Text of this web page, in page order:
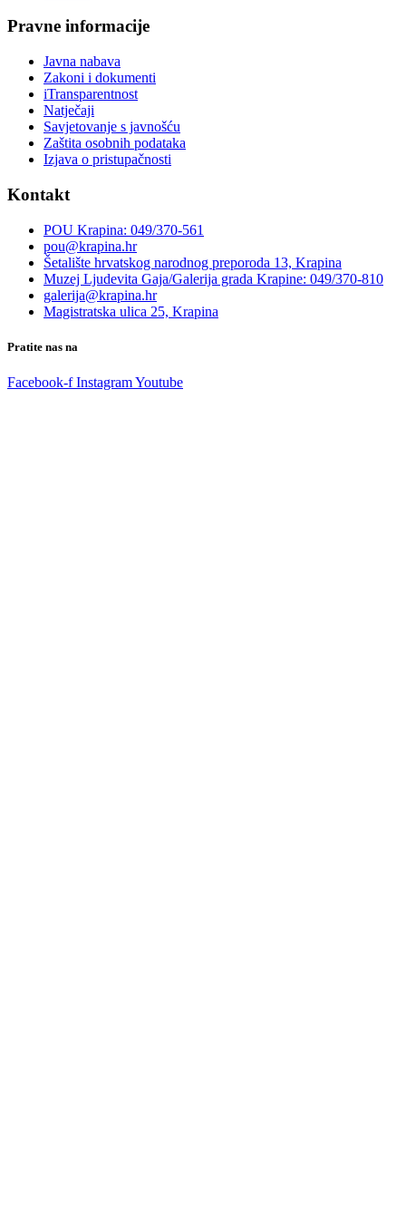
Pravne informacije
Javna nabava
Zakoni i dokumenti
iTransparentnost
Natječaji
Savjetovanje s javnošću
Zaštita osobnih podataka
Izjava o pristupačnosti
Kontakt
POU Krapina: 049/370-561
pou@krapina.hr
Šetalište hrvatskog narodnog preporoda 13, Krapina
Muzej Ljudevita Gaja/Galerija grada Krapine: 049/370-810
galerija@krapina.hr
Magistratska ulica 25, Krapina
Pratite nas na
Facebook-f InstagramYoutube